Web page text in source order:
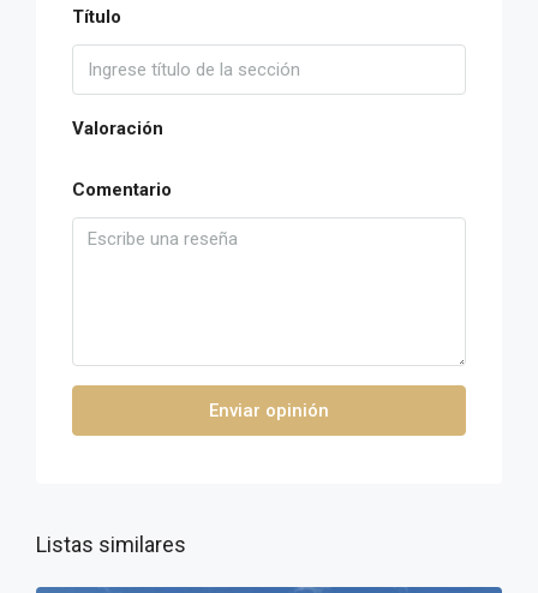
Título
Valoración
Comentario
Enviar opinión
Listas similares